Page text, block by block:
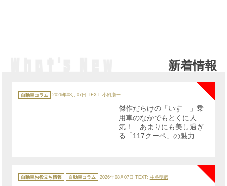
新着情報
テ
ゴ
自動車コラム 2026年08月07日 TEXT: 小鮒康一
NEW
傑作だらけの「いすゞ」乗
用車のなかでもとくに人
気！ あまりにも美し過ぎ
る「117クーペ」の魅力
テ
ゴ
自動車お役立ち情報 自動車コラム 2026年08月07日 TEXT: 中谷明彦